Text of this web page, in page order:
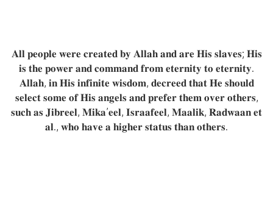
𝐀𝐥𝐥 𝐩𝐞𝐨𝐩𝐥𝐞 𝐰𝐞𝐫𝐞 𝐜𝐫𝐞𝐚𝐭𝐞𝐝 𝐛𝐲 𝐀𝐥𝐥𝐚𝐡 𝐚𝐧𝐝 𝐚𝐫𝐞 𝐇𝐢𝐬 𝐬𝐥𝐚𝐯𝐞𝐬; 𝐇𝐢𝐬
𝐢𝐬 𝐭𝐡𝐞 𝐩𝐨𝐰𝐞𝐫 𝐚𝐧𝐝 𝐜𝐨𝐦𝐦𝐚𝐧𝐝 𝐟𝐫𝐨𝐦 𝐞𝐭𝐞𝐫𝐧𝐢𝐭𝐲 𝐭𝐨 𝐞𝐭𝐞𝐫𝐧𝐢𝐭𝐲.
𝐀𝐥𝐥𝐚𝐡, 𝐢𝐧 𝐇𝐢𝐬 𝐢𝐧𝐟𝐢𝐧𝐢𝐭𝐞 𝐰𝐢𝐬𝐝𝐨𝐦, 𝐝𝐞𝐜𝐫𝐞𝐞𝐝 𝐭𝐡𝐚𝐭 𝐇𝐞 𝐬𝐡𝐨𝐮𝐥𝐝
𝐬𝐞𝐥𝐞𝐜𝐭 𝐬𝐨𝐦𝐞 𝐨𝐟 𝐇𝐢𝐬 𝐚𝐧𝐠𝐞𝐥𝐬 𝐚𝐧𝐝 𝐩𝐫𝐞𝐟𝐞𝐫 𝐭𝐡𝐞𝐦 𝐨𝐯𝐞𝐫 𝐨𝐭𝐡𝐞𝐫𝐬,
𝐬𝐮𝐜𝐡 𝐚𝐬 𝐉𝐢𝐛𝐫𝐞𝐞𝐥, 𝐌𝐢𝐤𝐚’𝐞𝐞𝐥, 𝐈𝐬𝐫𝐚𝐚𝐟𝐞𝐞𝐥, 𝐌𝐚𝐚𝐥𝐢𝐤, 𝐑𝐚𝐝𝐰𝐚𝐚𝐧 𝐞𝐭
𝐚𝐥., 𝐰𝐡𝐨 𝐡𝐚𝐯𝐞 𝐚 𝐡𝐢𝐠𝐡𝐞𝐫 𝐬𝐭𝐚𝐭𝐮𝐬 𝐭𝐡𝐚𝐧 𝐨𝐭𝐡𝐞𝐫𝐬.